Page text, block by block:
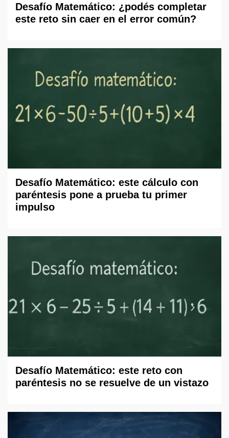
Desafío Matemático: ¿podés completar
este reto sin caer en el error común?
Desafío Matemático: este cálculo con
paréntesis pone a prueba tu primer
impulso
Desafío Matemático: este reto con
paréntesis no se resuelve de un vistazo